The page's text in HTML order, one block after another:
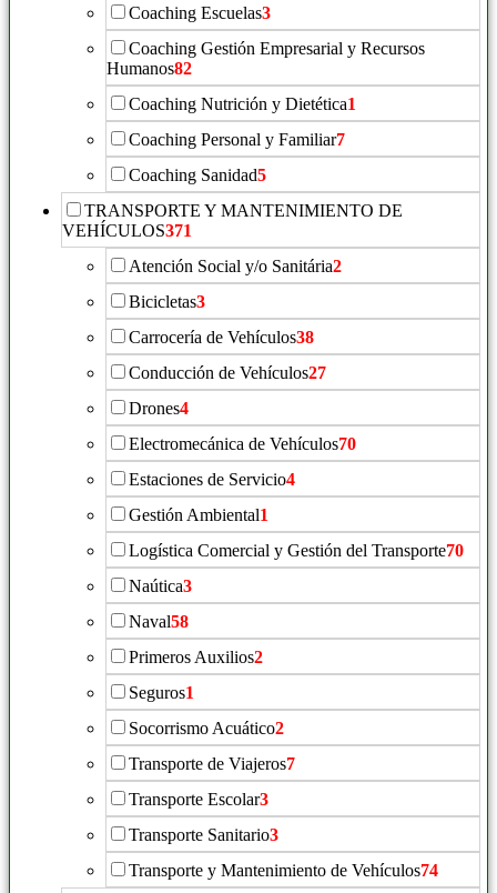
Coaching Escuelas3
Coaching Gestión Empresarial y Recursos
Humanos82
Coaching Nutrición y Dietética1
Coaching Personal y Familiar7
Coaching Sanidad5
TRANSPORTE Y MANTENIMIENTO DE
VEHÍCULOS371
Atención Social y/o Sanitária2
Bicicletas3
Carrocería de Vehículos38
Conducción de Vehículos27
Drones4
Electromecánica de Vehículos70
Estaciones de Servicio4
Gestión Ambiental1
Logística Comercial y Gestión del Transporte70
Naútica3
Naval58
Primeros Auxilios2
Seguros1
Socorrismo Acuático2
Transporte de Viajeros7
Transporte Escolar3
Transporte Sanitario3
Transporte y Mantenimiento de Vehículos74